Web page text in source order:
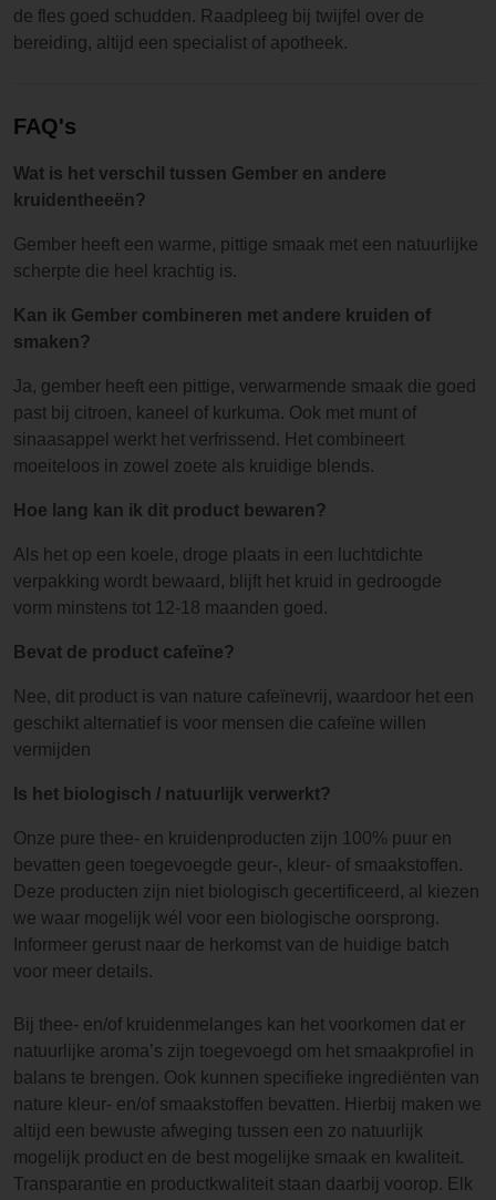
de fles goed schudden. Raadpleeg bij twijfel over de
bereiding, altijd een specialist of apotheek.
FAQ's
Wat is het verschil tussen Gember en andere
kruidentheeën?
Gember heeft een warme, pittige smaak met een natuurlijke
scherpte die heel krachtig is.
Kan ik Gember combineren met andere kruiden of
smaken?
Ja, gember heeft een pittige, verwarmende smaak die goed
past bij citroen, kaneel of kurkuma. Ook met munt of
sinaasappel werkt het verfrissend. Het combineert
moeiteloos in zowel zoete als kruidige blends.
Hoe lang kan ik dit product bewaren?
Als het op een koele, droge plaats in een luchtdichte
verpakking wordt bewaard, blijft het kruid in gedroogde
vorm minstens tot 12-18 maanden goed.
Bevat de product cafeïne?
Nee, dit product is van nature cafeïnevrij, waardoor het een
geschikt alternatief is voor mensen die cafeïne willen
vermijden
Is het biologisch / natuurlijk verwerkt?
Onze pure thee- en kruidenproducten zijn 100% puur en
bevatten geen toegevoegde geur-, kleur- of smaakstoffen.
Deze producten zijn niet biologisch gecertificeerd, al kiezen
we waar mogelijk wél voor een biologische oorsprong.
Informeer gerust naar de herkomst van de huidige batch
voor meer details.
Bij thee- en/of kruidenmelanges kan het voorkomen dat er
natuurlijke aroma’s zijn toegevoegd om het smaakprofiel in
balans te brengen. Ook kunnen specifieke ingrediënten van
nature kleur- en/of smaakstoffen bevatten. Hierbij maken we
altijd een bewuste afweging tussen een zo natuurlijk
mogelijk product en de best mogelijke smaak en kwaliteit.
Transparantie en productkwaliteit staan daarbij voorop. Elk